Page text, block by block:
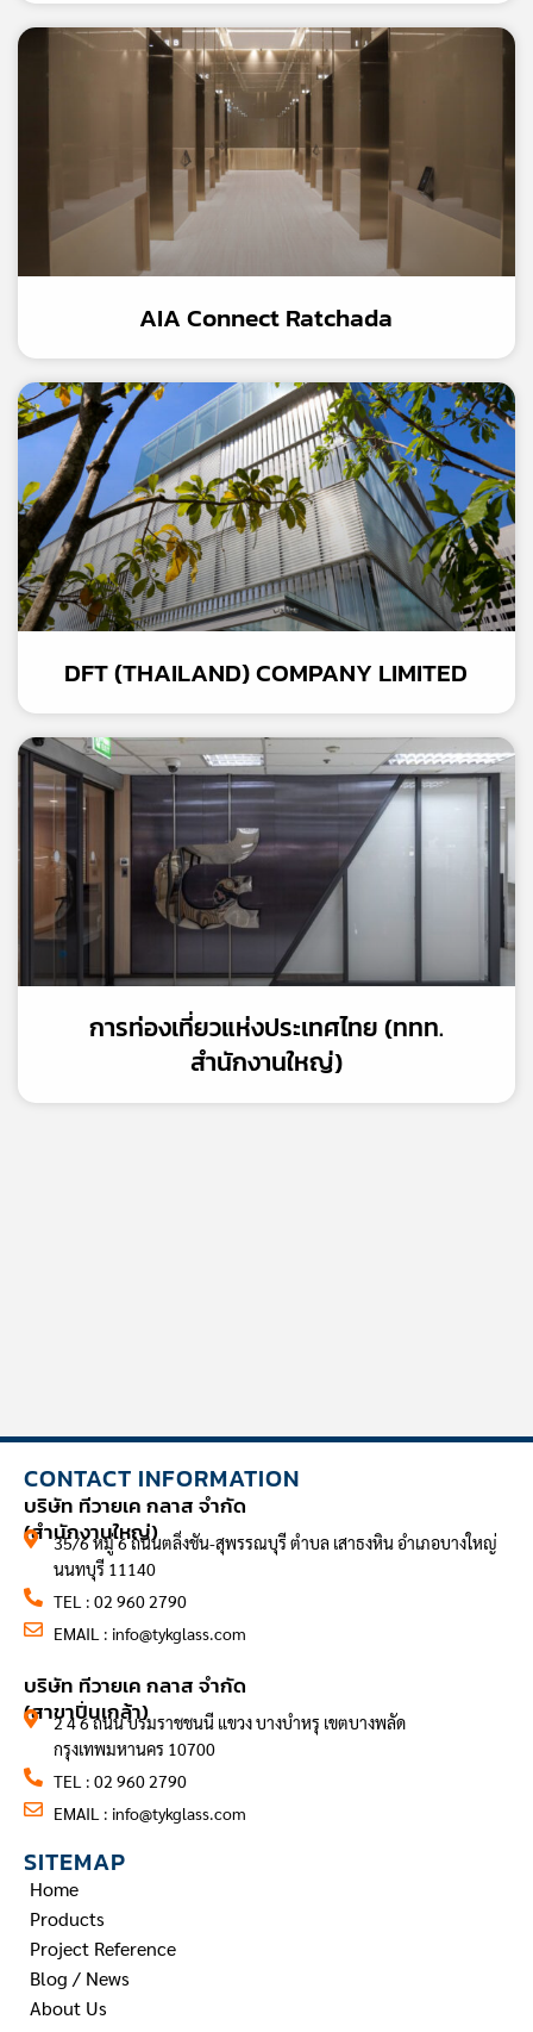
AIA Connect Ratchada
DFT (THAILAND) COMPANY LIMITED
การท่องเที่ยวแห่งประเทศไทย (ททท.
สำนักงานใหญ่)
CONTACT INFORMATION
บริษัท ทีวายเค กลาส จำกัด
(สำนักงานใหญ่)
35/6 หมู่ 6 ถนนตลิ่งชัน-สุพรรณบุรี ตำบล เสาธงหิน อำเภอบางใหญ่
นนทบุรี 11140
TEL : 02 960 2790
EMAIL : info@tykglass.com
บริษัท ทีวายเค กลาส จำกัด
(สาขาปิ่นเกล้า)
2 4 6 ถนน บรมราชชนนี แขวง บางบำหรุ เขตบางพลัด
กรุงเทพมหานคร 10700
TEL : 02 960 2790
EMAIL : info@tykglass.com
SITEMAP
Home
Products
Project Reference
Blog / News
About Us